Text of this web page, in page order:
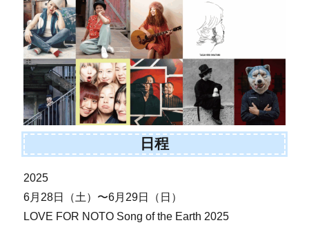
日程
2025
6月28日（土）〜6月29日（日）
LOVE FOR NOTO Song of the Earth 2025